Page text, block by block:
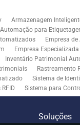
Armazenagem
Automação para
Empresa
Empresa
Inventário Patrimonial
Rastreamento
Sistema de
Sistema para
Industrial
Solução
Tecnologia de
Soluções